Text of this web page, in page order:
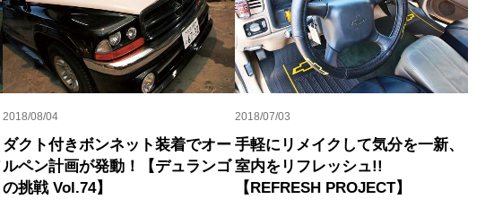
2018/08/04
ダクト付きボンネット装着でオー
ルペン計画が発動！【デュランゴ
の挑戦 Vol.74】
2018/07/03
手軽にリメイクして気分を一新、
室内をリフレッシュ!!
【REFRESH PROJECT】